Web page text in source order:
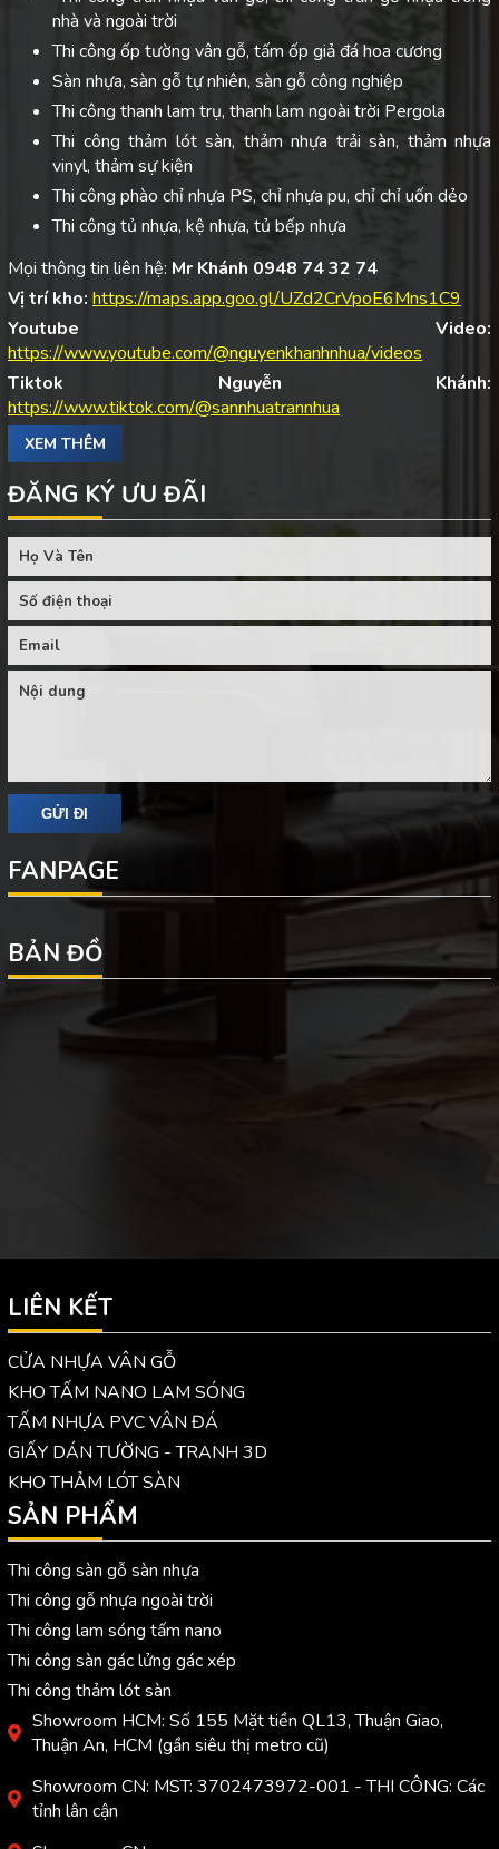
nhà và ngoài trời
Thi công ốp tường vân gỗ, tấm ốp giả đá hoa cương
Sàn nhựa, sàn gỗ tự nhiên, sàn gỗ công nghiệp
Thi công thanh lam trụ, thanh lam ngoài trời Pergola
Thi công thảm lót sàn, thảm nhựa trải sàn, thảm nhựa
vinyl, thảm sự kiện
Thi công phào chỉ nhựa PS, chỉ nhựa pu, chỉ chỉ uốn dẻo
Thi công tủ nhựa, kệ nhựa, tủ bếp nhựa
Mọi thông tin liên hệ: Mr Khánh 0948 74 32 74
Vị trí kho: https://maps.app.goo.gl/UZd2CrVpoE6Mns1C9
Youtube Video:
https://www.youtube.com/@nguyenkhanhnhua/videos
Tiktok Nguyễn Khánh:
https://www.tiktok.com/@sannhuatrannhua
XEM THÊM
ĐĂNG KÝ ƯU ĐÃI
FANPAGE
BẢN ĐỒ
LIÊN KẾT
CỬA NHỰA VÂN GỖ
KHO TẤM NANO LAM SÓNG
TẤM NHỰA PVC VÂN ĐÁ
GIẤY DÁN TƯỜNG - TRANH 3D
KHO THẢM LÓT SÀN
SẢN PHẨM
Thi công sàn gỗ sàn nhựa
Thi công gỗ nhựa ngoài trời
Thi công lam sóng tấm nano
Thi công sàn gác lửng gác xép
Thi công thảm lót sàn
Showroom HCM: Số 155 Mặt tiền QL13, Thuận Giao,
Thuận An, HCM (gần siêu thị metro cũ)
Showroom CN: MST: 3702473972-001 - THI CÔNG: Các
tỉnh lân cận